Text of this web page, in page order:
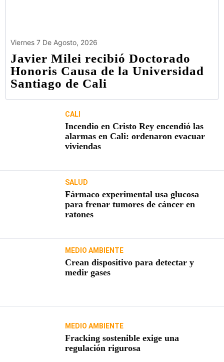
Viernes 7 De Agosto, 2026
Javier Milei recibió Doctorado
Honoris Causa de la Universidad
Santiago de Cali
CALI
Incendio en Cristo Rey encendió las
alarmas en Cali: ordenaron evacuar
viviendas
SALUD
Fármaco experimental usa glucosa
para frenar tumores de cáncer en
ratones
MEDIO AMBIENTE
Crean dispositivo para detectar y
medir gases
MEDIO AMBIENTE
Fracking sostenible exige una
regulación rigurosa